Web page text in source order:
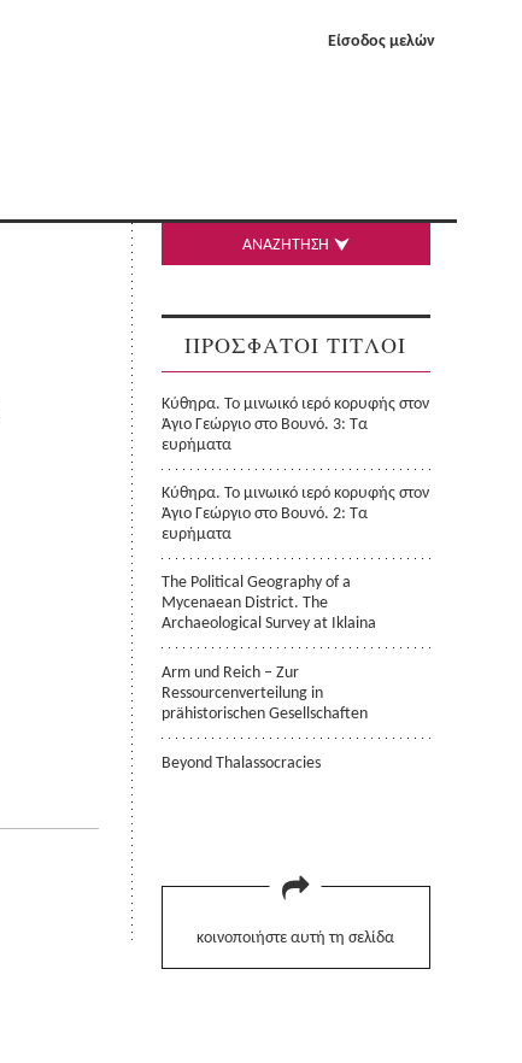
Είσοδος μελών
ΑΝΑΖΗΤΗΣΗ
ΠΡΟΣΦΑΤΟΙ ΤΙΤΛΟΙ
Κύθηρα. Το μινωικό ιερό κορυφής στον
Άγιο Γεώργιο στο Βουνό. 3: Τα
ευρήματα
Κύθηρα. Το μινωικό ιερό κορυφής στον
Άγιο Γεώργιο στο Βουνό. 2: Τα
ευρήματα
The Political Geography of a
Mycenaean District. The
Archaeological Survey at Iklaina
Arm und Reich – Zur
Ressourcenverteilung in
prähistorischen Gesellschaften
Beyond Thalassocracies
κοινοποιήστε αυτή τη σελίδα